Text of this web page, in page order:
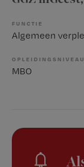
FUNCTIE
Algemeen
OPLEIDINGSNIVEAU
MBO